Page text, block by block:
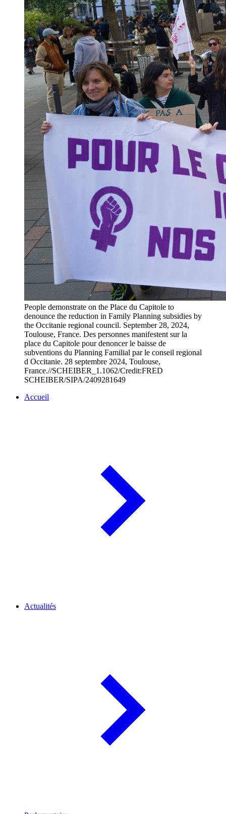
People demonstrate on the Place du Capitole to
denounce the reduction in Family Planning subsidies by
the Occitanie regional council. September 28, 2024,
Toulouse, France. Des personnes manifestent sur la
place du Capitole pour denoncer le baisse de
subventions du Planning Familial par le conseil regional
d Occitanie. 28 septembre 2024, Toulouse,
France.//SCHEIBER_1.1062/Credit:FRED
SCHEIBER/SIPA/2409281649
Accueil
Actualités